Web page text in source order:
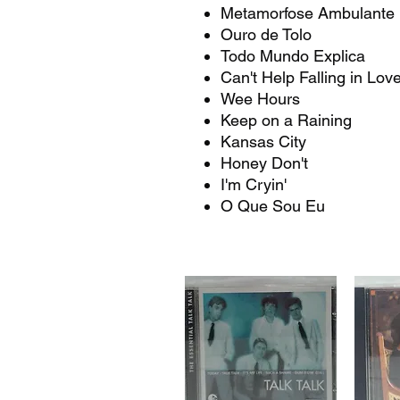
Metamorfose Ambulante
Ouro de Tolo
Todo Mundo Explica
Can't Help Falling in
Wee Hours
Keep on a Raining
Kansas City
Honey Don't
I'm Cryin'
O Que Sou Eu